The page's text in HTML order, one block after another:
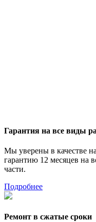
Гарантия на все виды
Мы уверены в качестве
гарантию 12 месяцев на
части.
Подробнее
Ремонт в сжатые сроки